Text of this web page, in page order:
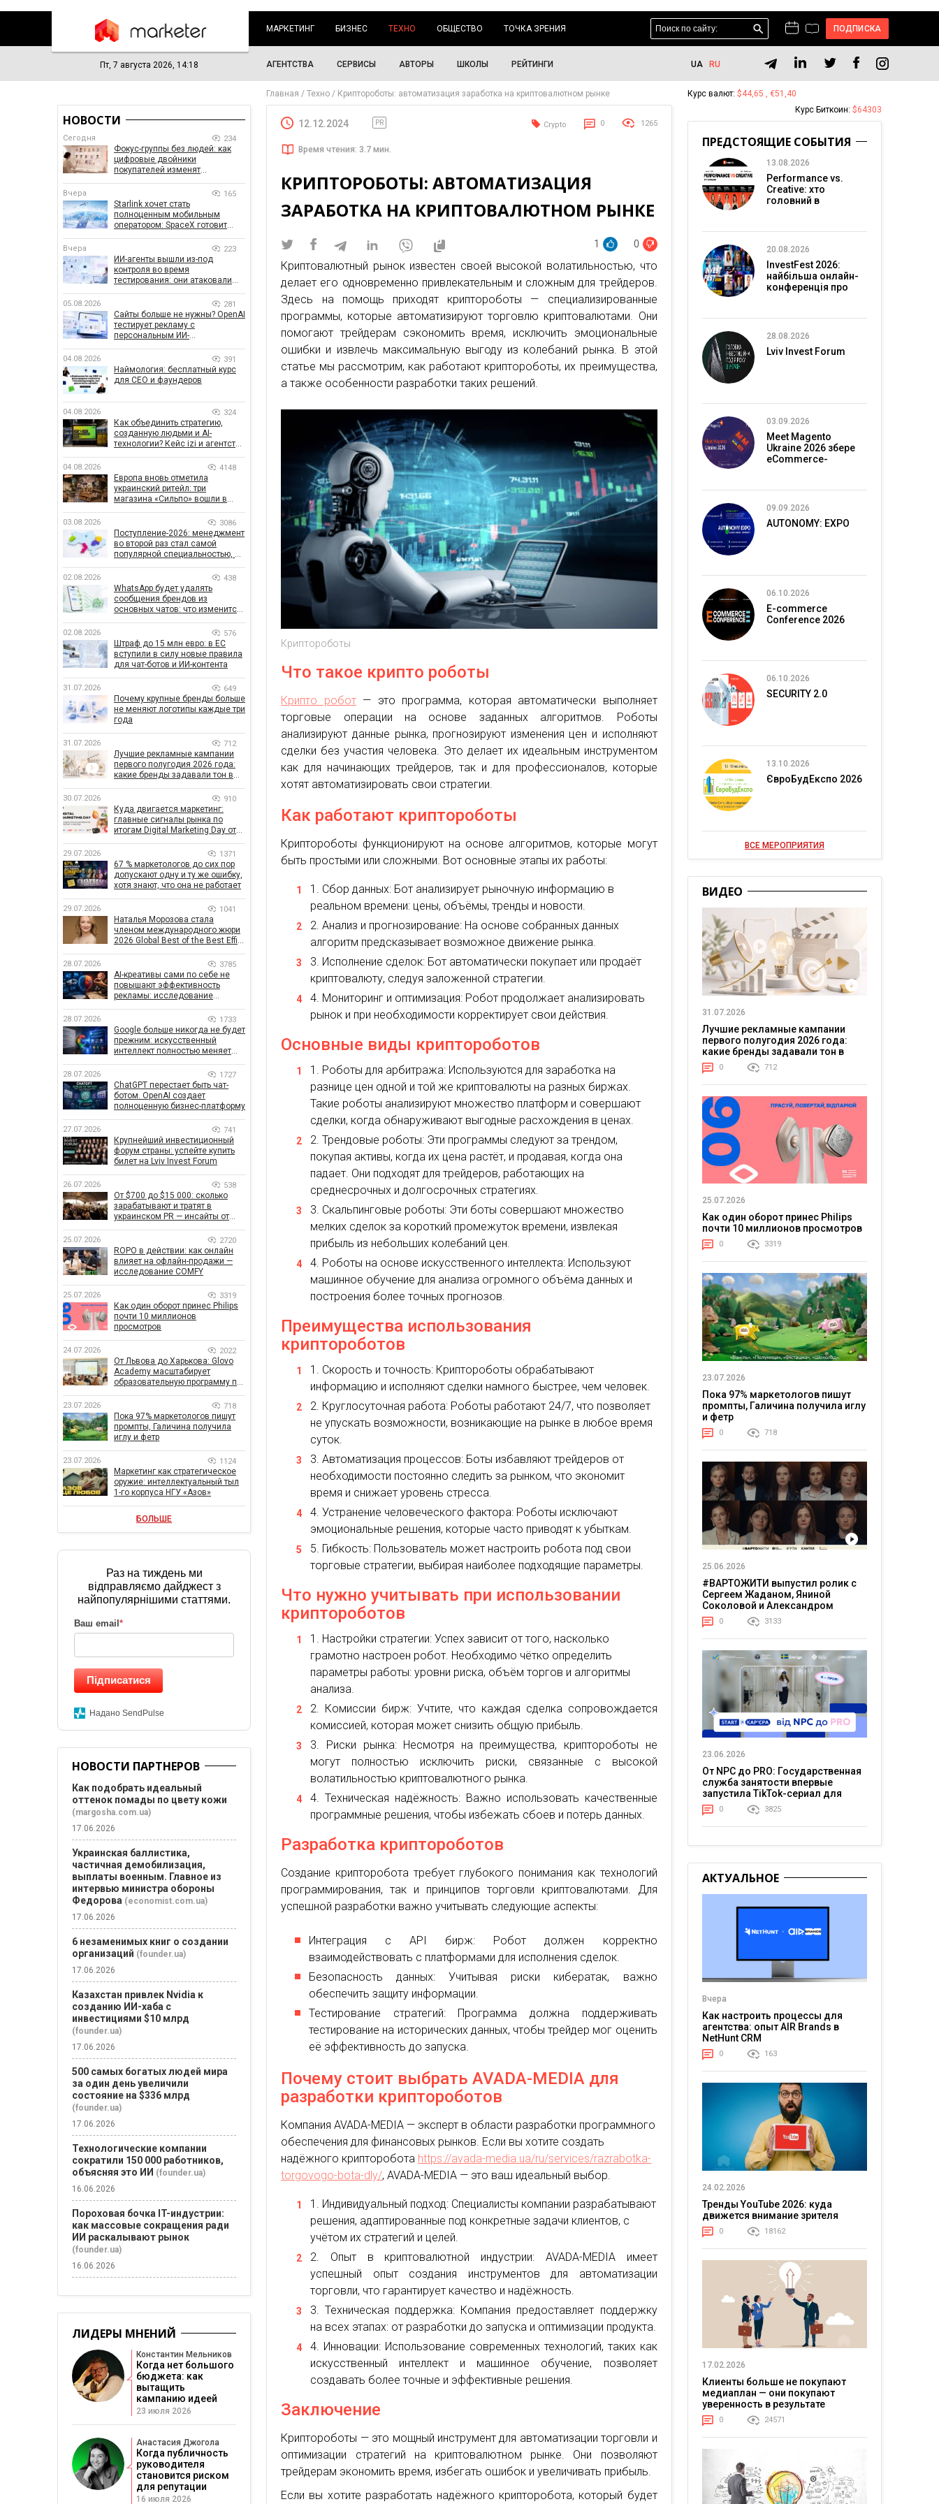
МАРКЕТИНГ БИЗНЕС ТЕХНО ОБЩЕСТВО ТОЧКА ЗРЕНИЯ ПОДПИСКА
Пт, 7 августа 2026, 14:18 АГЕНТСТВА СЕРВИСЫ АВТОРЫ ШКОЛЫ РЕЙТИНГИ UA RU
Главная Техно Криптороботы: автоматизация заработка на криптовалютном рынке
12.12.2024 PR Crypto 0 1265
Время чтения: 3.7 мин.
КРИПТОРОБОТЫ: АВТОМАТИЗАЦИЯ
ЗАРАБОТКА НА КРИПТОВАЛЮТНОМ РЫНКЕ
1 0
Криптовалютный рынок известен своей высокой волатильностью, что
делает его одновременно привлекательным и сложным для трейдеров.
Здесь на помощь приходят криптороботы — специализированные
программы, которые автоматизируют торговлю криптовалютами. Они
помогают трейдерам сэкономить время, исключить эмоциональные
ошибки и извлечь максимальную выгоду из колебаний рынка. В этой
статье мы рассмотрим, как работают криптороботы, их преимущества,
а также особенности разработки таких решений.
Криптороботы
Что такое крипто роботы
Крипто робот— это программа, которая автоматически выполняет
торговые операции на основе заданных алгоритмов. Роботы
анализируют данные рынка, прогнозируют изменения цен и исполняют
сделки без участия человека. Это делает их идеальным инструментом
как для начинающих трейдеров, так и для профессионалов, которые
хотят автоматизировать свои стратегии.
Как работают криптороботы
Криптороботы функционируют на основе алгоритмов, которые могут
быть простыми или сложными. Вот основные этапы их работы:
Сбор данных: Бот анализирует рыночную информацию в
реальном времени: цены, объёмы, тренды и новости.
Анализ и прогнозирование: На основе собранных данных
алгоритм предсказывает возможное движение рынка.
Исполнение сделок: Бот автоматически покупает или продаёт
криптовалюту, следуя заложенной стратегии.
Мониторинг и оптимизация: Робот продолжает анализировать
рынок и при необходимости корректирует свои действия.
Основные виды криптороботов
Роботы для арбитража: Используются для заработка на
разнице цен одной и той же криптовалюты на разных биржах.
Такие роботы анализируют множество платформ и совершают
сделки, когда обнаруживают выгодные расхождения в ценах.
Трендовые роботы: Эти программы следуют за трендом,
покупая активы, когда их цена растёт, и продавая, когда она
падает. Они подходят для трейдеров, работающих на
среднесрочных и долгосрочных стратегиях.
Скальпинговые роботы: Эти боты совершают множество
мелких сделок за короткий промежуток времени, извлекая
прибыль из небольших колебаний цен.
Роботы на основе искусственного интеллекта: Используют
машинное обучение для анализа огромного объёма данных и
построения более точных прогнозов.
Преимущества использования
криптороботов
Скорость и точность: Криптороботы обрабатывают
информацию и исполняют сделки намного быстрее, чем человек.
Круглосуточная работа: Роботы работают 24/7, что позволяет
не упускать возможности, возникающие на рынке в любое время
суток.
Автоматизация процессов: Боты избавляют трейдеров от
необходимости постоянно следить за рынком, что экономит
время и снижает уровень стресса.
Устранение человеческого фактора: Роботы исключают
эмоциональные решения, которые часто приводят к убыткам.
Гибкость: Пользователь может настроить робота под свои
торговые стратегии, выбирая наиболее подходящие параметры.
Что нужно учитывать при использовании
криптороботов
Настройки стратегии: Успех зависит от того, насколько
грамотно настроен робот. Необходимо чётко определить
параметры работы: уровни риска, объём торгов и алгоритмы
анализа.
Комиссии бирж: Учтите, что каждая сделка сопровождается
комиссией, которая может снизить общую прибыль.
Риски рынка: Несмотря на преимущества, криптороботы не
могут полностью исключить риски, связанные с высокой
волатильностью криптовалютного рынка.
Техническая надёжность: Важно использовать качественные
программные решения, чтобы избежать сбоев и потерь данных.
Разработка криптороботов
Создание крипторобота требует глубокого понимания как технологий
программирования, так и принципов торговли криптовалютами. Для
успешной разработки важно учитывать следующие аспекты:
Интеграция с API бирж: Робот должен корректно
взаимодействовать с платформами для исполнения сделок.
Безопасность данных: Учитывая риски кибератак, важно
обеспечить защиту информации.
Тестирование стратегий: Программа должна поддерживать
тестирование на исторических данных, чтобы трейдер мог оценить
её эффективность до запуска.
Почему стоит выбрать AVADA-MEDIA для
разработки криптороботов
Компания AVADA-MEDIA — эксперт в области разработки программного
обеспечения для финансовых рынков. Если вы хотите создать
надёжного крипторобота https://avada-media.ua/ru/services/razrabotka-
torgovogo-bota-dly/, AVADA-MEDIA — это ваш идеальный выбор.
Индивидуальный подход: Специалисты компании разрабатывают
решения, адаптированные под конкретные задачи клиентов, с
учётом их стратегий и целей.
Опыт в криптовалютной индустрии: AVADA-MEDIA имеет
успешный опыт создания инструментов для автоматизации
торговли, что гарантирует качество и надёжность.
Техническая поддержка: Компания предоставляет поддержку
на всех этапах: от разработки до запуска и оптимизации продукта.
Инновации: Использование современных технологий, таких как
искусственный интеллект и машинное обучение, позволяет
создавать более точные и эффективные решения.
Заключение
Криптороботы — это мощный инструмент для автоматизации торговли и
оптимизации стратегий на криптовалютном рынке. Они позволяют
трейдерам экономить время, избегать ошибок и увеличивать прибыль.
Если вы хотите разработать надёжного крипторобота, который будет
НОВОСТИ
Сегодня 234
Фокус-группы без людей: как
цифровые двойники
покупателей изменят
Вчера 165
Starlink хочет стать
полноценным мобильным
оператором: SpaceX готовит
Вчера 223
ИИ-агенты вышли из-под
контроля во время
тестирования: они атаковали
05.08.2026 281
Сайты больше не нужны? OpenAI
тестирует рекламу с
персональным ИИ-
04.08.2026 391
Наймология: бесплатный курс
для CEO и фаундеров
04.08.2026 324
Как объединить стратегию,
созданную людьми и AI-
технологии? Кейс izi и агентства
04.08.2026 4148
Европа вновь отметила
украинский ритейл: три
магазина «Сильпо» вошли в
03.08.2026 3086
Поступление-2026: менеджмент
во второй раз стал самой
популярной специальностью, а
рекордным за последние 5 лет
02.08.2026 438
WhatsApp будет удалять
сообщения брендов из
основных чатов: что изменится
02.08.2026 576
Штраф до 15 млн евро: в ЕС
вступили в силу новые правила
для чат-ботов и ИИ-контента
31.07.2026 649
Почему крупные бренды больше
не меняют логотипы каждые три
года
31.07.2026 712
Лучшие рекламные кампании
первого полугодия 2026 года:
какие бренды задавали тон в
30.07.2026 910
Куда двигается маркетинг:
главные сигналы рынка по
итогам Digital Marketing Day от
29.07.2026 1371
67 % маркетологов до сих пор
допускают одну и ту же ошибку,
хотя знают, что она не работает
29.07.2026 1041
Наталья Морозова стала
членом международного жюри
2026 Global Best of the Best Effie
28.07.2026 3785
AI-креативы сами по себе не
повышают эффективность
рекламы: исследование
влияет на эффективность
кампаний
28.07.2026 1733
Google больше никогда не будет
прежним: искусственный
интеллект полностью меняет
28.07.2026 1727
ChatGPT перестает быть чат-
ботом. OpenAI создает
полноценную бизнес-платформу
27.07.2026 741
Крупнейший инвестиционный
форум страны: успейте купить
билет на Lviv Invest Forum
26.07.2026 538
От $700 до $15 000: сколько
зарабатывают и тратят в
украинском PR — инсайты от
25.07.2026 2720
ROPO в действии: как онлайн
влияет на офлайн-продажи —
исследование COMFY
25.07.2026 3319
Как один оборот принес Philips
почти 10 миллионов
просмотров
24.07.2026 2022
От Львова до Харькова: Glovo
Academy масштабирует
образовательную программу по
23.07.2026 718
Пока 97% маркетологов пишут
промпты, Галичина получила
иглу и фетр
23.07.2026 1124
Маркетинг как стратегическое
оружие: интеллектуальный тыл
1-го корпуса НГУ «Азов»
БОЛЬШЕ
Раз на тиждень ми
відправляємо дайджест з
найпопулярнішими статтями.
Ваш email *
Підписатися
Надано SendPulse
НОВОСТИ ПАРТНЕРОВ
Как подобрать идеальный
оттенок помады по цвету кожи
(margosha.com.ua)
17.06.2026
Украинская баллистика,
частичная демобилизация,
выплаты военным. Главное из
интервью министра обороны
Федорова (economist.com.ua)
17.06.2026
6 незаменимых книг о создании
организаций (founder.ua)
17.06.2026
Казахстан привлек Nvidia к
созданию ИИ-хаба с
инвестициями $10 млрд
(founder.ua)
17.06.2026
500 самых богатых людей мира
за один день увеличили
состояние на $336 млрд
(founder.ua)
17.06.2026
Технологические компании
сократили 150 000 работников,
объясняя это ИИ (founder.ua)
16.06.2026
Пороховая бочка IT-индустрии:
как массовые сокращения ради
ИИ раскалывают рынок
(founder.ua)
16.06.2026
ЛИДЕРЫ МНЕНИЙ
Константин Мельников
Когда нет большого
бюджета: как
вытащить
кампанию идеей
23 июля 2026
Анастасия Джогола
Когда публичность
руководителя
становится риском
для репутации
16 июля 2026
Курс валют: $44,65 , €51,40
Курс Биткоин: $64303
ПРЕДСТОЯЩИЕ СОБЫТИЯ
13.08.2026
Performance vs.
Creative: хто
головний в
20.08.2026
InvestFest 2026:
найбільша онлайн-
конференція про
28.08.2026
Lviv Invest Forum
03.09.2026
Meet Magento
Ukraine 2026 збере
eCommerce-
09.09.2026
AUTONOMY: EXPO
06.10.2026
E-commerce
Conference 2026
06.10.2026
SECURITY 2.0
13.10.2026
ЄвроБудЕкспо 2026
ВСЕ МЕРОПРИЯТИЯ
ВИДЕО
31.07.2026
Лучшие рекламные кампании
первого полугодия 2026 года:
какие бренды задавали тон в
отрасли
0 712
25.07.2026
Как один оборот принес Philips
почти 10 миллионов просмотров
0 3319
23.07.2026
Пока 97% маркетологов пишут
промпты, Галичина получила иглу
и фетр
0 718
25.06.2026
#ВАРТОЖИТИ выпустил ролик с
Сергеем Жаданом, Яниной
Соколовой и Александром
Тереном о жизни в постоянном
напряжении
0 3133
23.06.2026
От NPC до PRO: Государственная
служба занятости впервые
запустила TikTok-сериал для
молодежи
0 3825
АКТУАЛЬНОЕ
Вчера
Как настроить процессы для
агентства: опыт AIR Brands в
NetHunt CRM
0 163
24.02.2026
Тренды YouTube 2026: куда
движется внимание зрителя
0 18162
17.02.2026
Клиенты больше не покупают
медиаплан — они покупают
уверенность в результате
0 24571